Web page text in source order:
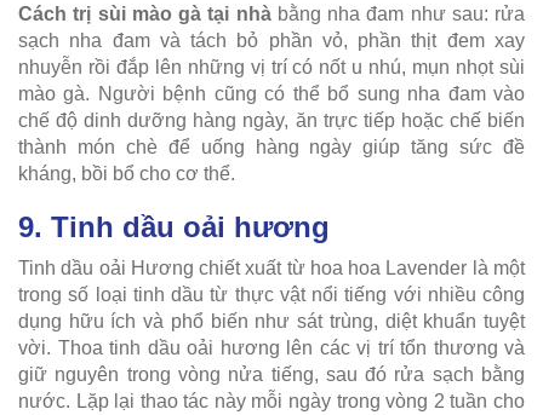
Cách trị sùi mào gà tại nhàbằng nha đam như sau: rửa
sạch nha đam và tách bỏ phần vỏ, phần thịt đem xay
nhuyễn rồi đắp lên những vị trí có nốt u nhú, mụn nhọt sùi
mào gà. Người bệnh cũng có thể bổ sung nha đam vào
chế độ dinh dưỡng hàng ngày, ăn trực tiếp hoặc chế biến
thành món chè để uống hàng ngày giúp tăng sức đề
kháng, bồi bổ cho cơ thể.
9. Tinh dầu oải hương
Tinh dầu oải Hương chiết xuất từ hoa hoa Lavender là một
trong số loại tinh dầu từ thực vật nổi tiếng với nhiều công
dụng hữu ích và phổ biến như sát trùng, diệt khuẩn tuyệt
vời. Thoa tinh dầu oải hương lên các vị trí tổn thương và
giữ nguyên trong vòng nửa tiếng, sau đó rửa sạch bằng
nước. Lặp lại thao tác này mỗi ngày trong vòng 2 tuần cho